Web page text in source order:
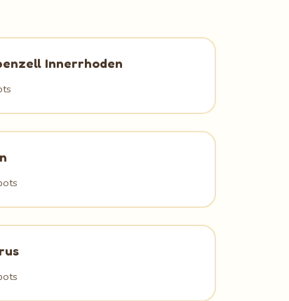
Innerrhoden